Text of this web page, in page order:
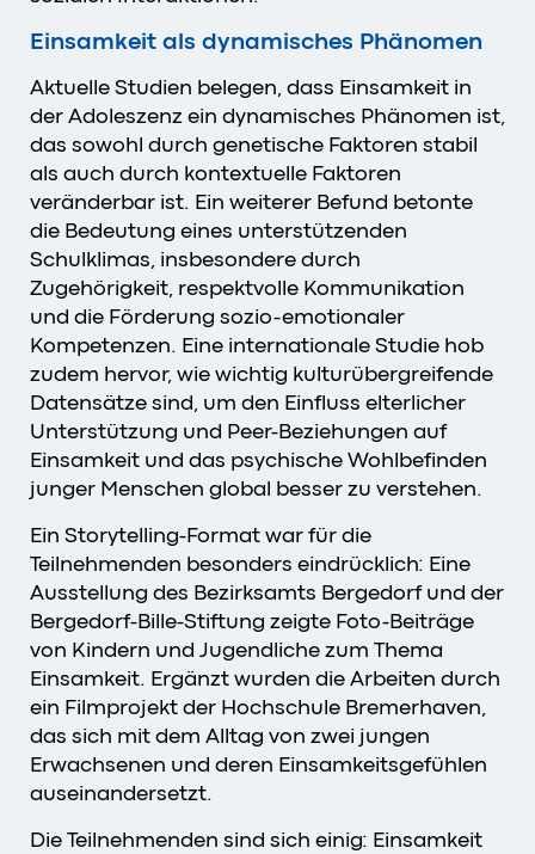
Einsamkeit als dynamisches Phänomen
Aktuelle Studien belegen, dass Einsamkeit in
der Adoleszenz ein dynamisches Phänomen ist,
das sowohl durch genetische Faktoren stabil
als auch durch kontextuelle Faktoren
veränderbar ist. Ein weiterer Befund betonte
die Bedeutung eines unterstützenden
Schulklimas, insbesondere durch
Zugehörigkeit, respektvolle Kommunikation
und die Förderung sozio-emotionaler
Kompetenzen. Eine internationale Studie hob
zudem hervor, wie wichtig kulturübergreifende
Datensätze sind, um den Einfluss elterlicher
Unterstützung und Peer-Beziehungen auf
Einsamkeit und das psychische Wohlbefinden
junger Menschen global besser zu verstehen.
Ein Storytelling-Format war für die
Teilnehmenden besonders eindrücklich: Eine
Ausstellung des Bezirksamts Bergedorf und der
Bergedorf-Bille-Stiftung zeigte Foto-Beiträge
von Kindern und Jugendliche zum Thema
Einsamkeit. Ergänzt wurden die Arbeiten durch
ein Filmprojekt der Hochschule Bremerhaven,
das sich mit dem Alltag von zwei jungen
Erwachsenen und deren Einsamkeitsgefühlen
auseinandersetzt.
Die Teilnehmenden sind sich einig: Einsamkeit